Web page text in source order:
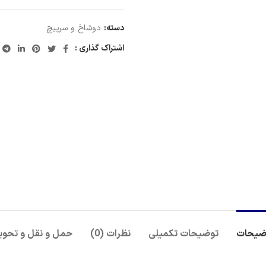
دسته: دوشاخ و سرپیچ
اشتراک گذاری :
توضیحات تکمیلی نظرات (0) حمل و نقل و